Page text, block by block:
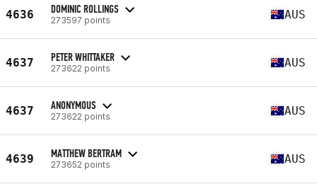
4636 DOMINIC ROLLINGS
273597 points AUS
4637 PETER WHITTAKER
273622 points AUS
4637 ANONYMOUS
273622 points AUS
4639 MATTHEW BERTRAM
273652 points AUS